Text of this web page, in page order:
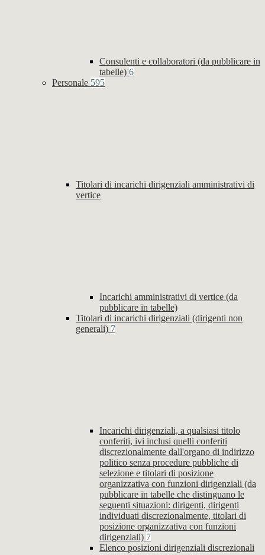
Consulenti e collaboratori (da pubblicare in
tabelle) 6
Personale 595
Titolari di incarichi dirigenziali amministrativi di
vertice
Incarichi amministrativi di vertice (da
pubblicare in tabelle)
Titolari di incarichi dirigenziali (dirigenti non
generali) 7
Incarichi dirigenziali, a qualsiasi titolo
conferiti, ivi inclusi quelli conferiti
discrezionalmente dall'organo di indirizzo
politico senza procedure pubbliche di
selezione e titolari di posizione
organizzativa con funzioni dirigenziali (da
pubblicare in tabelle che distinguano le
seguenti situazioni: dirigenti, dirigenti
individuati discrezionalmente, titolari di
posizione organizzativa con funzioni
dirigenziali) 7
Elenco posizioni dirigenziali discrezionali